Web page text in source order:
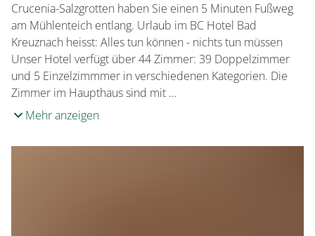
Crucenia-Salzgrotten haben Sie einen 5 Minuten Fußweg
am Mühlenteich entlang. Urlaub im BC Hotel Bad
Kreuznach heisst: Alles tun können - nichts tun müssen
Unser Hotel verfügt über 44 Zimmer: 39 Doppelzimmer
und 5 Einzelzimmmer in verschiedenen Kategorien. Die
Zimmer im Haupthaus sind mit …
Mehr anzeigen